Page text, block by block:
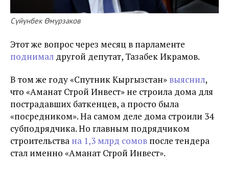
Сүйүнбек Өмүрзаков
Этот же вопрос через месяц в парламенте
поднимал другой депутат, Тазабек Икрамов.
В том же году «Спутник Кыргызстан» выяснил,
что «Аманат Строй Инвест» не строила дома для
пострадавших баткенцев, а просто была
«посредником». На самом деле дома строили 34
субподрядчика. Но главным подрядчиком
строительства на 1,3 млрд сомов после тендера
стал именно «Аманат Строй Инвест».